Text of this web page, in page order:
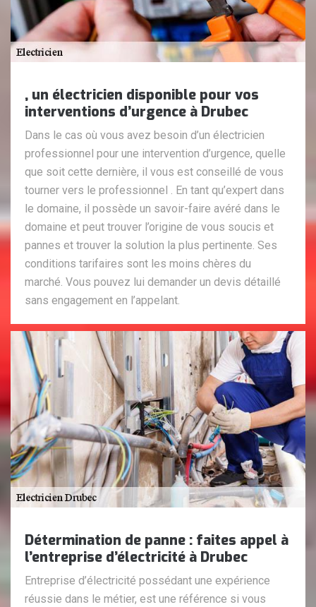
, un électricien disponible pour vos
interventions d’urgence à Drubec
Dans le cas où vous avez besoin d’un électricien
professionnel pour une intervention d’urgence, quelle
que soit cette dernière, il vous est conseillé de vous
tourner vers le professionnel . En tant qu’expert dans
le domaine, il possède un savoir-faire avéré dans le
domaine et peut trouver l’origine de vous soucis et
pannes et trouver la solution la plus pertinente. Ses
conditions tarifaires sont les moins chères du
marché. Vous pouvez lui demander un devis détaillé
sans engagement en l’appelant.
Détermination de panne : faites appel à
l’entreprise d’électricité à Drubec
Entreprise d’électricité possédant une expérience
réussie dans le métier, est une référence si vous